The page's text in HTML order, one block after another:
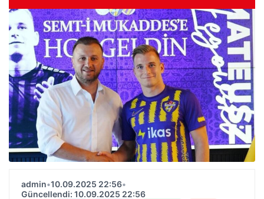
admin•10.09.2025 22:56•
Güncellendi: 10.09.2025 22:56